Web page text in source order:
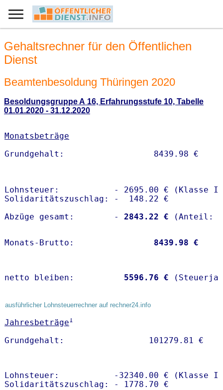
Gehaltsrechner für den Öffentlichen
Dienst
Beamtenbesoldung Thüringen 2020
Besoldungsgruppe A 16, Erfahrungsstufe 10, Tabelle
01.01.2020 - 31.12.2020
Monatsbeträge
Lohnsteuer:           - 2695.00 € (Klasse I)
Solidaritätszuschlag: -  148.22 €
Abzüge gesamt:        -
2843.22 €
Monats-Brutto: 8439.98 €
netto bleiben: 5596.76 €
ausführlicher Lohnsteuerrechner auf rechner24.info
Jahresbeträge1
Lohnsteuer:           -32340.00 € (Klasse I)
Solidaritätszuschlag: - 1778.70 €